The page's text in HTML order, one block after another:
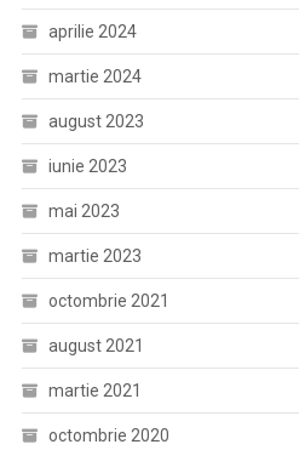
aprilie 2024
martie 2024
august 2023
iunie 2023
mai 2023
martie 2023
octombrie 2021
august 2021
martie 2021
octombrie 2020